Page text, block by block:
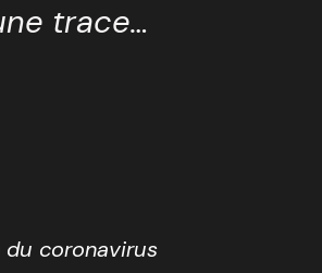
trace…
du coronavirus